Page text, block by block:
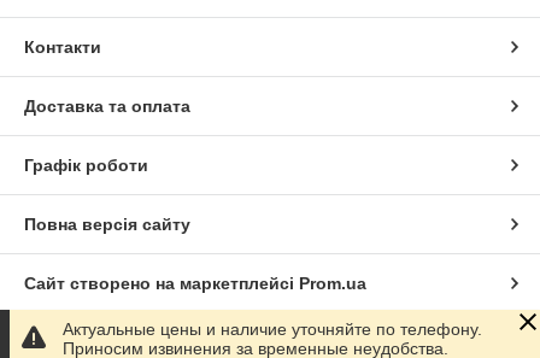
Контакти
Доставка та оплата
Графік роботи
Повна версія сайту
Сайт створено на маркетплейсі Prom.ua
Політика конфіденційності
Актуальные цены и наличие уточняйте по телефону.
Приносим извинения за временные неудобства.